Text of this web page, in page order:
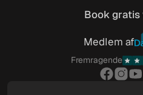
Book gratis
Book gratis
Medlem af
Fremragende